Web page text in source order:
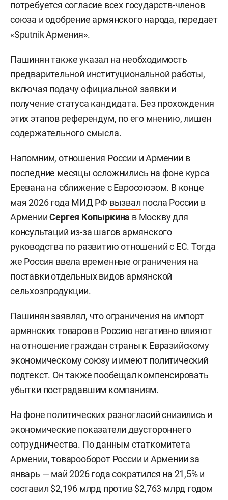
потребуется согласие всех государств-членов
союза и одобрение армянского народа, передает
«Sputnik Армения».
Пашинян также указал на необходимость
предварительной институциональной работы,
включая подачу официальной заявки и
получение статуса кандидата. Без прохождения
этих этапов референдум, по его мнению, лишен
содержательного смысла.
Напомним, отношения России и Армении в
последние месяцы осложнились на фоне курса
Еревана на сближение с Евросоюзом. В конце
мая 2026 года МИД РФ вызвал посла России в
АрменииСергея Копыркина в Москву для
консультаций из-за шагов армянского
руководства по развитию отношений с ЕС. Тогда
же Россия ввела временные ограничения на
поставки отдельных видов армянской
сельхозпродукции.
Пашинянзаявлял, что ограничения на импорт
армянских товаров в Россию негативно влияют
на отношение граждан страны к Евразийскому
экономическому союзу и имеют политический
подтекст. Он также пообещал компенсировать
убытки пострадавшим компаниям.
На фоне политических разногласийснизились и
экономические показатели двустороннего
сотрудничества. По данным статкомитета
Армении, товарооборот России и Армении за
январь — май 2026 года сократился на 21,5% и
составил $2,196 млрд против $2,763 млрд годом